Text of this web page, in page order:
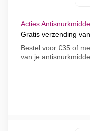
Acties
Gratis verzending
Bestel voor €35 of
van je